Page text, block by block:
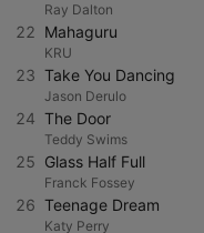
Ray Dalton
22 Mahaguru
KRU
23 Take You Dancing
Jason Derulo
24 The Door
Teddy Swims
25 Glass Half Full
Franck Fossey
26 Teenage Dream
Katy Perry